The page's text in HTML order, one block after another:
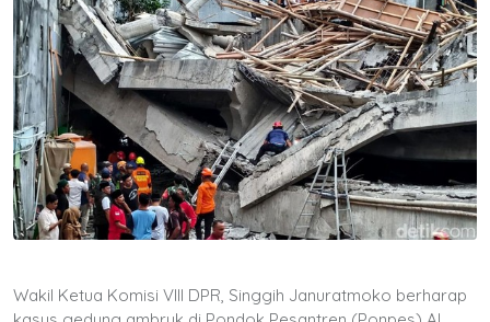
Wakil Ketua Komisi VIII DPR, Singgih Januratmoko berharap